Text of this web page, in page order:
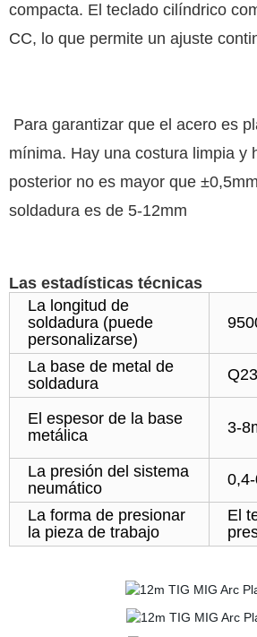
compacta. El teclado cilíndrico
CC, lo que permite un ajuste
Para garantizar que el acero es
mínima. Hay una costura limpia y
posterior no es mayor que
soldadura es de 5-12mm
Las estadísticas técnicas
La longitud de
soldadura (puede
personalizarse)
La base de metal de
soldadura
El espesor de la base
metálica
3-
La presión del sistema
neumático
La forma de presionar
la pieza de trabajo
El